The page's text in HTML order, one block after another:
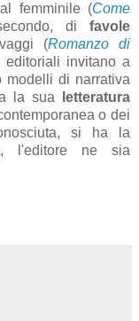
femminile (Come
di favole
(Romanzo di
editoriali invitano a
modelli di narrativa
la sua
letteratura
o dei
si ha la
l'editore ne sia